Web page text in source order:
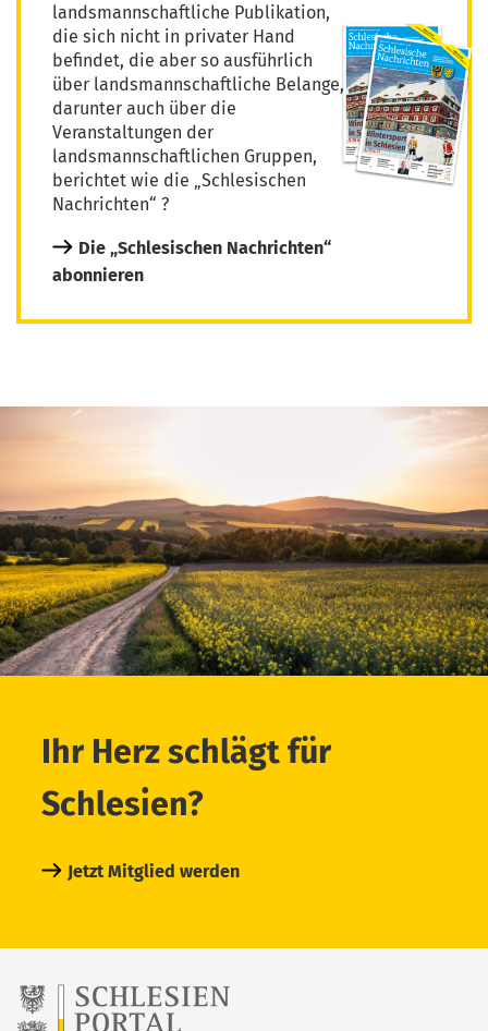
landsmannschaftliche Publikation,
die sich nicht in privater Hand
befindet, die aber so ausführlich
über landsmannschaftliche Belange,
darunter auch über die
Veranstaltungen der
landsmannschaftlichen Gruppen,
berichtet wie die „Schlesischen
Nachrichten“ ?
Die „Schlesischen Nachrichten“
abonnieren
Ihr Herz schlägt für
Schlesien?
Jetzt Mitglied werden